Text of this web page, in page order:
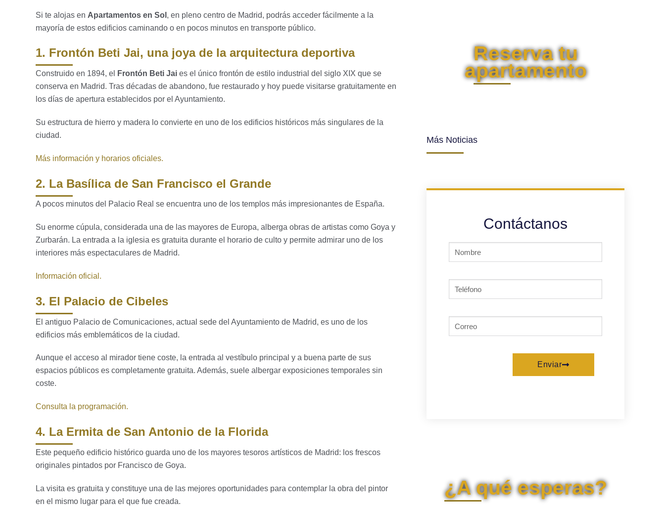
Si te alojas en Apartamentos en Sol , en pleno centro de Madrid, podrás acceder fácilmente a la
mayoría de estos edificios caminando o en pocos minutos en transporte público.
1. Frontón Beti Jai, una joya de la arquitectura deportiva
Construido en 1894, el Frontón Beti Jai es el único frontón de estilo industrial del siglo XIX que se
conserva en Madrid. Tras décadas de abandono, fue restaurado y hoy puede visitarse gratuitamente en
los días de apertura establecidos por el Ayuntamiento.
Su estructura de hierro y madera lo convierte en uno de los edificios históricos más singulares de la
ciudad.
Más información y horarios oficiales.
2. La Basílica de San Francisco el Grande
A pocos minutos del Palacio Real se encuentra uno de los templos más impresionantes de España.
Su enorme cúpula, considerada una de las mayores de Europa, alberga obras de artistas como Goya y
Zurbarán. La entrada a la iglesia es gratuita durante el horario de culto y permite admirar uno de los
interiores más espectaculares de Madrid.
Información oficial.
3. El Palacio de Cibeles
El antiguo Palacio de Comunicaciones, actual sede del Ayuntamiento de Madrid, es uno de los
edificios más emblemáticos de la ciudad.
Aunque el acceso al mirador tiene coste, la entrada al vestíbulo principal y a buena parte de sus
espacios públicos es completamente gratuita. Además, suele albergar exposiciones temporales sin
coste.
Consulta la programación.
4. La Ermita de San Antonio de la Florida
Este pequeño edificio histórico guarda uno de los mayores tesoros artísticos de Madrid: los frescos
originales pintados por Francisco de Goya.
La visita es gratuita y constituye una de las mejores oportunidades para contemplar la obra del pintor
en el mismo lugar para el que fue creada.
Reserva tu
apartamento
Más Noticias
Contáctanos
Enviar
¿A qué esperas?